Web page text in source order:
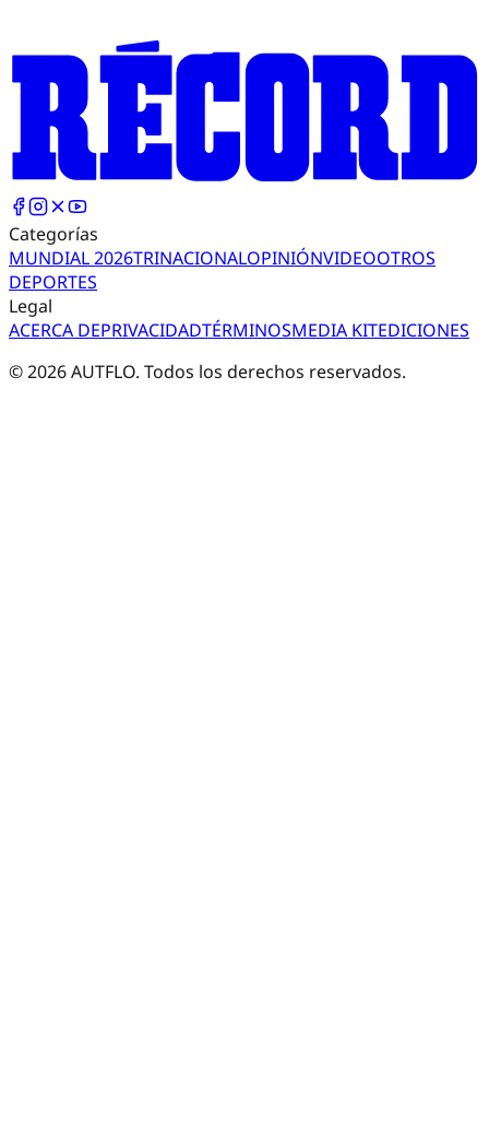
Categorías
MUNDIAL 2026TRINACIONALOPINIÓNVIDEOOTROS
DEPORTES
Legal
ACERCA DEPRIVACIDADTÉRMINOSMEDIA KITEDICIONES
©2026AUTFLO. Todos los derechos reservados.